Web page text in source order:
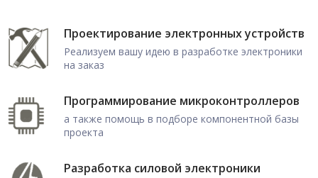
Проектирование электронных устройств
Реализуем вашу идею в разработке электроники
на заказ
Программирование микроконтроллеров
а также помощь в подборе компонентной базы
проекта
Разработка силовой электроники